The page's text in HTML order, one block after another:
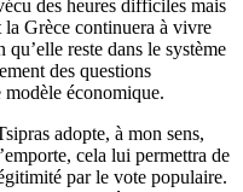
des heures difficiles mais
Grèce continuera à vivre
reste dans le système
des questions
modèle économique.
adopte, à mon sens,
cela lui permettra de
par le vote populaire.